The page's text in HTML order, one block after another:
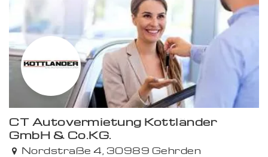
CT Autovermietung Kottländer
GmbH & Co.KG.
Nordstraße 4, 30989 Gehrden